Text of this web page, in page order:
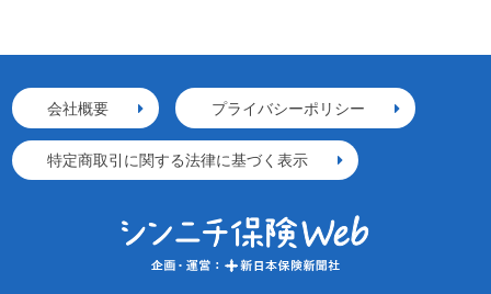
会社概要 プライバシーポリシー
特定商取引に関する法律に基づく表示